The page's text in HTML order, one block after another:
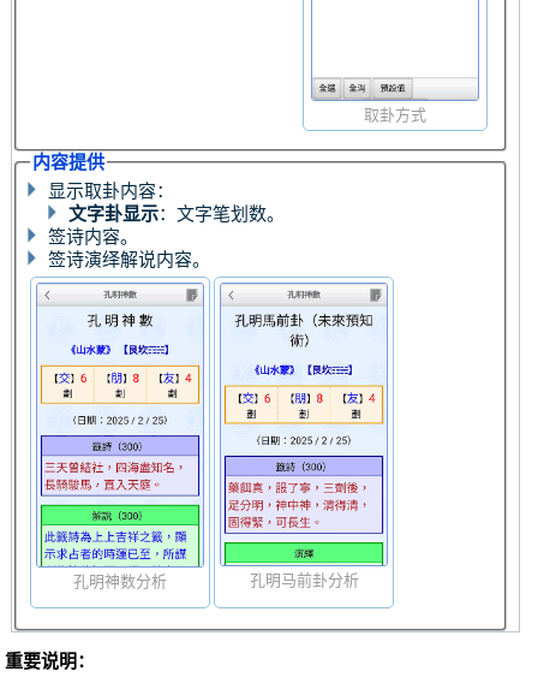
取卦方式
内容提供
显示取卦内容：
文字卦显示：文字笔划数。
签诗内容。
签诗演绎解说内容。
孔明神数分析 孔明马前卦分析
重要说明：